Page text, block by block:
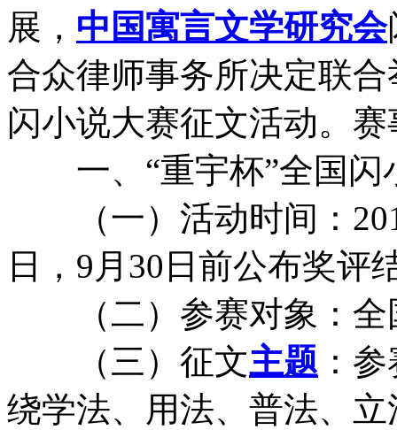
展， 中国寓言文学研究会
合众律师事务所决定联
闪小说大赛征文活动。
一、“重宇杯”全国闪
（一）活动时间：
日，9月30日前公布奖评
（二）参赛对象：全
（三）征文主题 ：
绕学法、用法、普法、